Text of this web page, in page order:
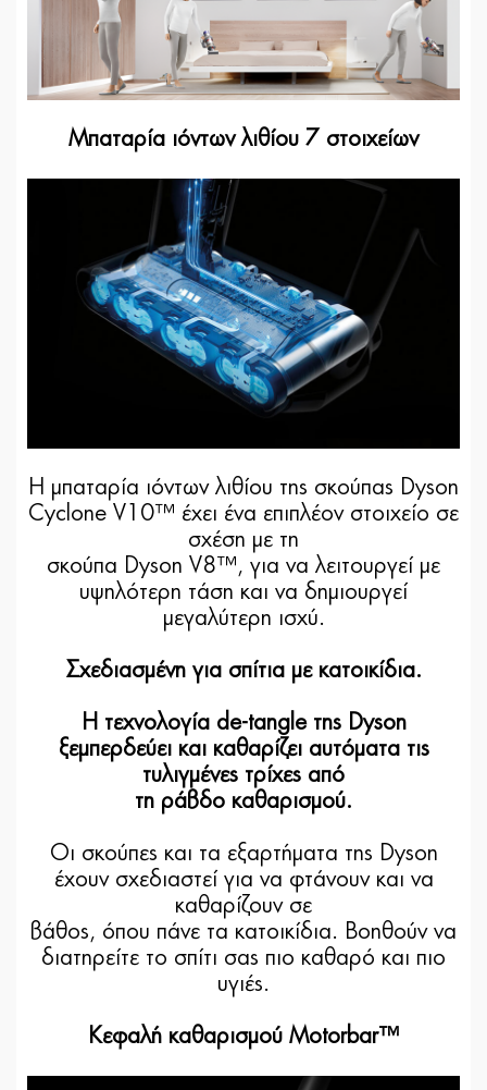
Μπαταρία ιόντων λιθίου 7 στοιχείων
Η μπαταρία ιόντων λιθίου της σκούπας Dyson
Cyclone V10™ έχει ένα επιπλέον στοιχείο σε
σχέση με τη
σκούπα Dyson V8™, για να λειτουργεί με
υψηλότερη τάση και να δημιουργεί
μεγαλύτερη ισχύ.
Σχεδιασμένη για σπίτια με κατοικίδια.
Η τεχνολογία de-tangle της Dyson
ξεμπερδεύει και καθαρίζει αυτόματα τις
τυλιγμένες τρίχες από
τη ράβδο καθαρισμού.
Οι σκούπες και τα εξαρτήματα της Dyson
έχουν σχεδιαστεί για να φτάνουν και να
καθαρίζουν σε
βάθος, όπου πάνε τα κατοικίδια. Βοηθούν να
διατηρείτε το σπίτι σας πιο καθαρό και πιο
υγιές.
Κεφαλή καθαρισμού Motorbar™